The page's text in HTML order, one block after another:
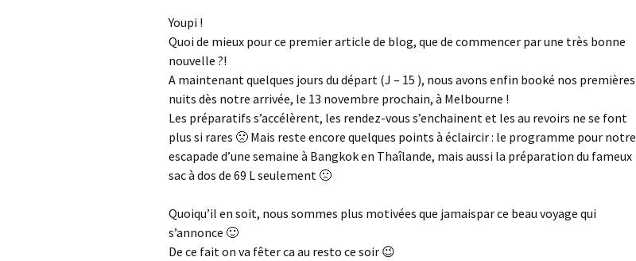
Youpi !
Quoi de mieux pour ce premier article de blog, que de commencer par une très bonne
nouvelle ?!
A maintenant quelques jours du départ (J – 15 ), nous avons enfin booké nos premières
nuits dès notre arrivée, le 13 novembre prochain, à Melbourne !
Les préparatifs s’accélèrent, les rendez-vous s’enchainent et les au revoirs ne se font
plus si rares 🙁 Mais reste encore quelques points à éclaircir : le programme pour notre
escapade d’une semaine à Bangkok en Thaîlande, mais aussi la préparation du fameux
sac à dos de 69 L seulement 🙁
Quoiqu’il en soit, nous sommes plus motivées que jamaispar ce beau voyage qui
s’annonce 🙂
De ce fait on va fêter ca au resto ce soir 😉